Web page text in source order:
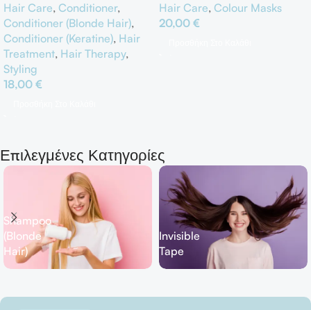
Hair Care, Conditioner,
Conditioner (Blonde Hair),
Conditioner (Keratine), Hair
Treatment, Hair Therapy,
Styling
18,00 €
Hair Care, Colour Masks
20,00 €
Επιλεγμένες Κατηγορίες
Shampoo
(Blonde
Hair)
Invisible
Tape